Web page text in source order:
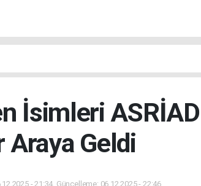
İsimleri
Araya Geldi
- 21:34, Güncelleme: 06.12.2025 - 22:46